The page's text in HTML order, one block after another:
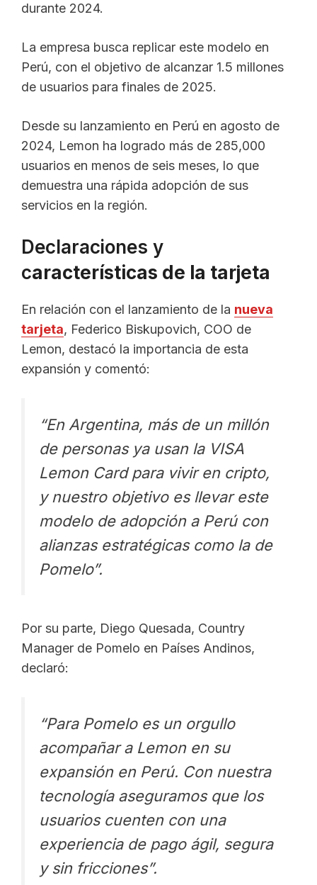
durante 2024.
La empresa busca replicar este modelo en
Perú, con el objetivo de alcanzar 1.5 millones
de usuarios para finales de 2025.
Desde su lanzamiento en Perú en agosto de
2024, Lemon ha logrado más de 285,000
usuarios en menos de seis meses, lo que
demuestra una rápida adopción de sus
servicios en la región.
Declaraciones y
características de la tarjeta
En relación con el lanzamiento de la nueva
tarjeta, Federico Biskupovich, COO de
Lemon, destacó la importancia de esta
expansión y comentó:
“En Argentina, más de un millón
de personas ya usan la VISA
Lemon Card para vivir en cripto,
y nuestro objetivo es llevar este
modelo de adopción a Perú con
alianzas estratégicas como la de
Pomelo”.
Por su parte, Diego Quesada, Country
Manager de Pomelo en Países Andinos,
declaró:
“Para Pomelo es un orgullo
acompañar a Lemon en su
expansión en Perú. Con nuestra
tecnología aseguramos que los
usuarios cuenten con una
experiencia de pago ágil, segura
y sin fricciones”.